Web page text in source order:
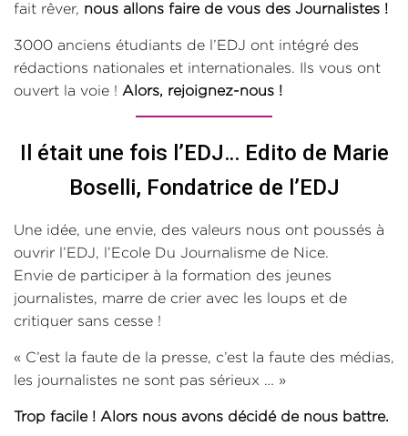
fait rêver, nous allons faire de vous des Journalistes !
3000 anciens étudiants de l’EDJ ont intégré des
rédactions nationales et internationales. Ils vous ont
ouvert la voie ! Alors, rejoignez-nous !
Il était une fois l’EDJ… Edito de Marie
Boselli, Fondatrice de l’EDJ
Une idée, une envie, des valeurs nous ont poussés à
ouvrir l’EDJ, l’Ecole Du Journalisme de Nice.
Envie de participer à la formation des jeunes
journalistes, marre de crier avec les loups et de
critiquer sans cesse !
« C’est la faute de la presse, c’est la faute des médias,
les journalistes ne sont pas sérieux … »
Trop facile ! Alors nous avons décidé de nous battre.